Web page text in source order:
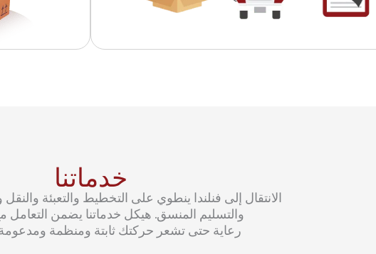
خدماتنا
الانتقال إلى فنلندا ينطوي على التخطيط والتعبئة
والتسليم المنسق. هيكل خدماتنا يضمن
رعاية حتى تشعر حركتك ثابتة ومنظمة